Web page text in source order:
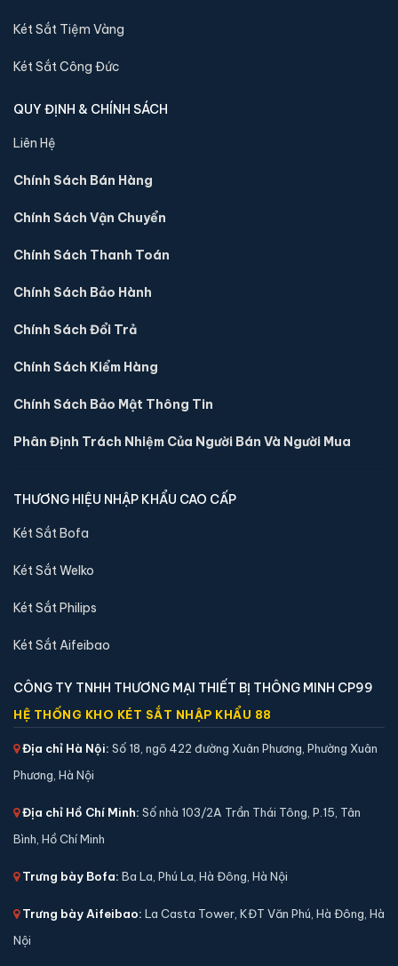
📐 Kích thước:45 x 40 x 32 cm
🔒 Khoá:
🛡️ Bảo hành:36 tháng
Két sắt mini Bofa ZB-30DJ vân tay chính hãng
⚖️ Trọng lượng:
5,400,000 đ
Két Sắt Tiệm Vàng
Két Sắt Công Đức
QUY ĐỊNH & CHÍNH SÁCH
Liên Hệ
Chính Sách Bán Hàng
Chính Sách Vận Chuyển
Chính Sách Thanh Toán
Chính Sách Bảo Hành
Chính Sách Đổi Trả
Chính Sách Kiểm Hàng
Chính Sách Bảo Mật Thông Tin
Phân Định Trách Nhiệm Của Người Bán Và Người Mua
THƯƠNG HIỆU NHẬP KHẨU CAO CẤP
Két Sắt Bofa
Két Sắt Welko
Két Sắt Philips
Két Sắt Aifeibao
CÔNG TY TNHH THƯƠNG MẠI THIẾT BỊ THÔNG MINH CP99
HỆ THỐNG KHO KÉT SẮT NHẬP KHẨU 88
Địa chỉ Hà Nội: Số 18, ngõ 422 đường Xuân Phương, Phường Xuân
Phương, Hà Nội
Địa chỉ Hồ Chí Minh: Số nhà 103/2A Trần Thái Tông, P.15, Tân
Bình, Hồ Chí Minh
Trưng bày Bofa: Ba La, Phú La, Hà Đông, Hà Nội
Trưng bày Aifeibao: La Casta Tower, KĐT Văn Phú, Hà Đông, Hà
Nội